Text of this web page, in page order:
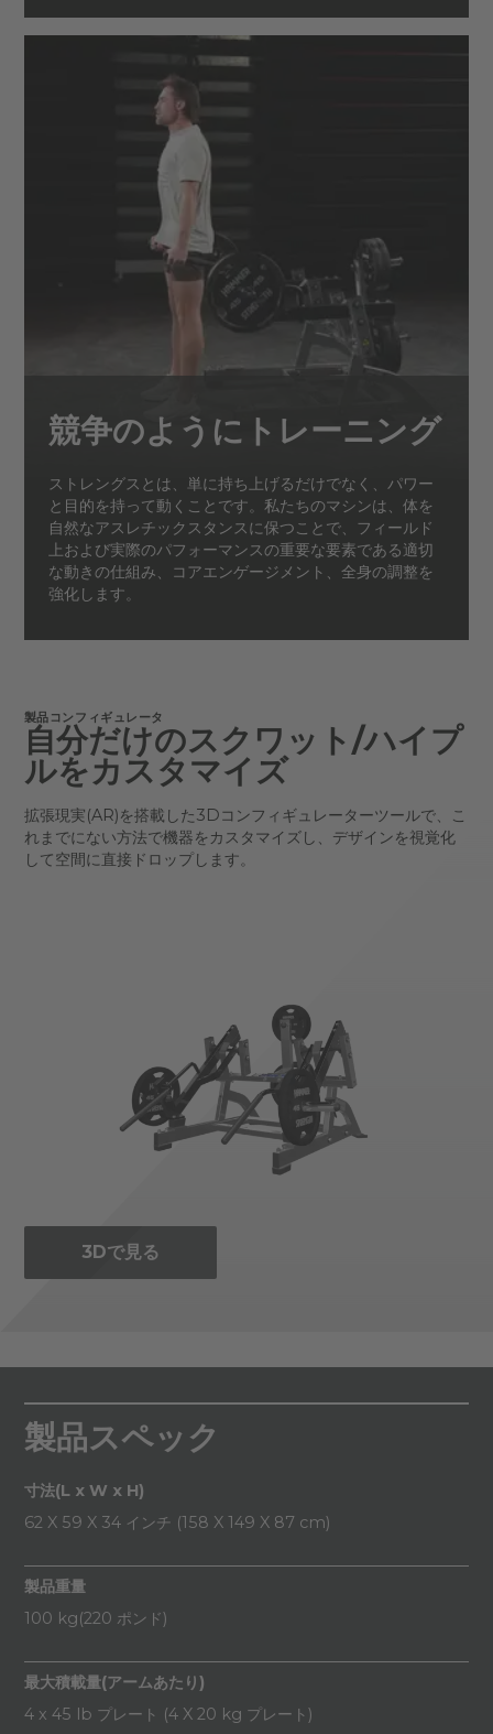
競争のようにトレーニング
ストレングスとは、単に持ち上げるだけでなく、パワー
と目的を持って動くことです。私たちのマシンは、体を
自然なアスレチックスタンスに保つことで、フィールド
上および実際のパフォーマンスの重要な要素である適切
な動きの仕組み、コアエンゲージメント、全身の調整を
強化します。
製品コンフィギュレータ
自分だけのスクワット/ハイプ
ルをカスタマイズ
拡張現実(AR)を搭載した3Dコンフィギュレーターツールで、こ
れまでにない方法で機器をカスタマイズし、デザインを視覚化
して空間に直接ドロップします。
3Dで見る
製品スペック
寸法(L x W x H)
62 X 59 X 34 インチ (158 X 149 X 87 cm)
製品重量
100 kg(220 ポンド)
最大積載量(アームあたり)
4 x 45 lb プレート (4 X 20 kg プレート)